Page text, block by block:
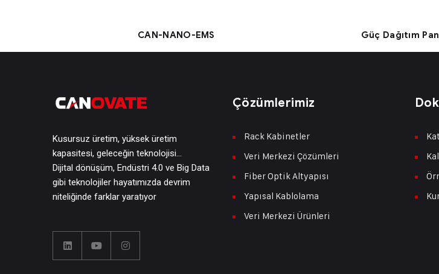
CAN-NANO-EMS Güç Dağıtım
Kusursuz üretim, yüksek üretim
kapasitesi, geleceğin teknolojisi…
Dijital dönüşüm, Endüstri 4.0 ve Big Data
gibi teknolojiler hayatımızda devrim
niteliğinde farklar yaratıyor
Çözümlerimiz
Rack Kabinetler
Veri Merkezi Çözümleri
Fiber Optik Altyapısı
Yapısal Kablolama
Veri Merkezi Ürünleri